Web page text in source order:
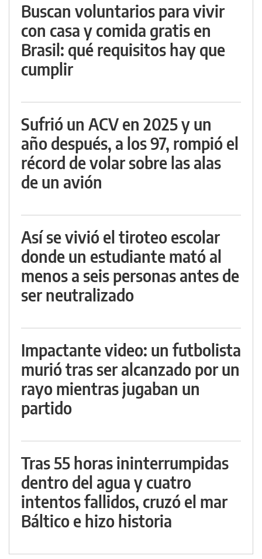
Buscan voluntarios para vivir
con casa y comida gratis en
Brasil: qué requisitos hay que
cumplir
Sufrió un ACV en 2025 y un
año después, a los 97, rompió el
récord de volar sobre las alas
de un avión
Así se vivió el tiroteo escolar
donde un estudiante mató al
menos a seis personas antes de
ser neutralizado
Impactante video: un futbolista
murió tras ser alcanzado por un
rayo mientras jugaban un
partido
Tras 55 horas ininterrumpidas
dentro del agua y cuatro
intentos fallidos, cruzó el mar
Báltico e hizo historia